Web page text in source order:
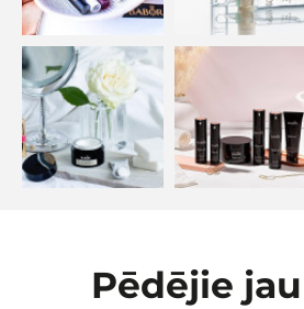
Pēdējie